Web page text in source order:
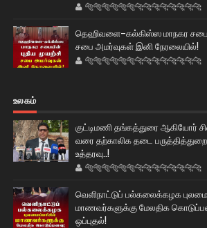
🐅🐅🐅🐅🐅🐅🐆🐆🐆🐆🐆🐆🐆🐆
தெஹிவளை–கல்கிஸ்ஸ மாநகர
சபை அமர்வுகள் இனி நேரலையில்!
🐅🐅🐅🐅🐅🐅🐆🐆🐆🐆🐆🐆🐆🐆
உலகம்
குட்டிமணி தங்கத்துரை ஆகியோர்
வரை தற்காலிக தடை
உத்தரவு..!
🐅🐅🐅🐅🐅🐅🐆🐆🐆🐆🐆🐆🐆🐆
வெளிநாட்டுப் பல்கலைக்கழக
மாணவர்களுக்கு மேலதிக
ஒப்புதல்!